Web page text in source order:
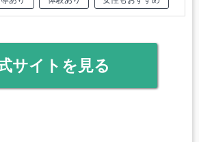
サイトを見る